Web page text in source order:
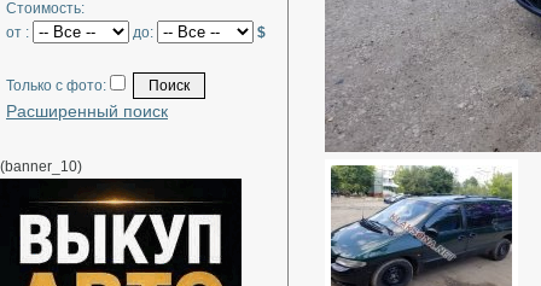
Стоимость:
от :
до: $
Только с фото:
Расширенный поиск
(banner_10)